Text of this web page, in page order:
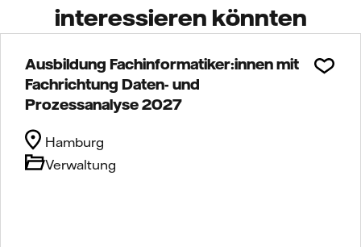
interessieren könnten
Ausbildung Fachinformatiker:innen mit
Fachrichtung Daten- und
Prozessanalyse 2027
Verwaltung
Hamburg